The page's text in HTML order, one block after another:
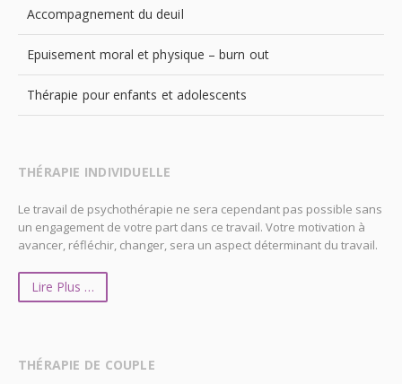
Accompagnement du deuil
Epuisement moral et physique – burn out
Thérapie pour enfants et adolescents
THÉRAPIE INDIVIDUELLE
Le travail de psychothérapie ne sera cependant pas possible sans
un engagement de votre part dans ce travail. Votre motivation à
avancer, réfléchir, changer, sera un aspect déterminant du travail.
Lire Plus …
THÉRAPIE DE COUPLE